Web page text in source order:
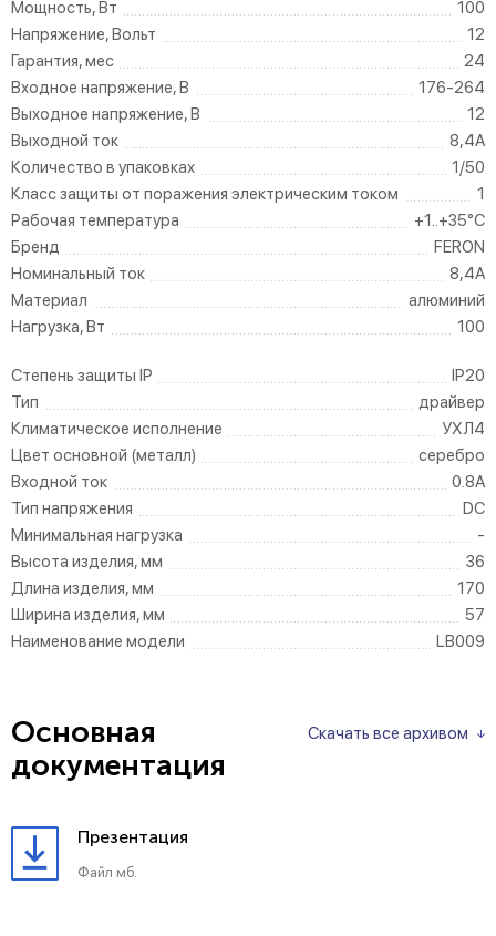
Мощность, Вт
100
Напряжение, Вольт
12
Гарантия, мес
24
Входное напряжение, В
176-264
Выходное напряжение, В
12
Выходной ток
8,4A
Количество в упаковках
1/50
Класс защиты от поражения электрическим током
1
Рабочая температура
+1..+35°C
Бренд
FERON
Номинальный ток
8,4A
Материал
алюминий
Нагрузка, Вт
100
Степень защиты IP
IP20
Тип
драйвер
Климатическое исполнение
УХЛ4
Цвет основной (металл)
серебро
Входной ток
0.8A
Тип напряжения
DC
Минимальная нагрузка
-
Высота изделия, мм
36
Длина изделия, мм
170
Ширина изделия, мм
57
Наименование модели
LB009
Скачать все архивом
Основная
документация
Презентация
Файл мб.